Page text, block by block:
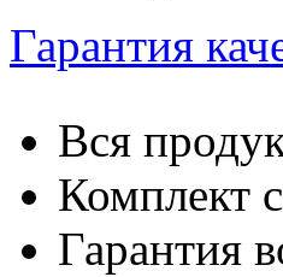
Гарантия
Вся
Комплект
Гарантия